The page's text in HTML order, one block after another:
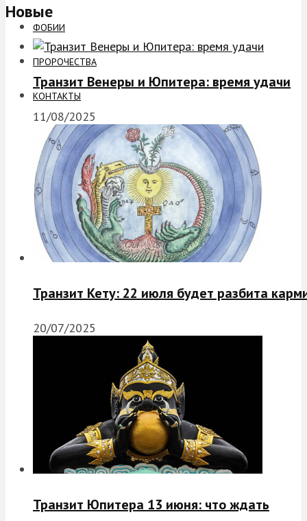
ФОБИИ
ПРОРОЧЕСТВА
КОНТАКТЫ
Новые
Транзит Венеры и Юпитера: время удачи
11/08/2025
Транзит Кету: 22 июля будет разбита
20/07/2025
Транзит Юпитера 13 июня: что ждать